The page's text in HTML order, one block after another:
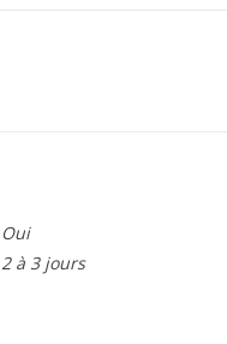
Oui
2 à 3 jours